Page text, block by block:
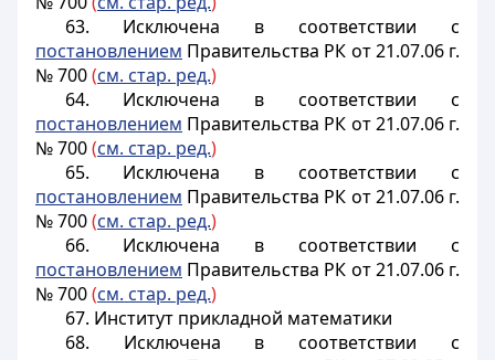
63. Исключена в соответствии с
постановлением Правительства РК от 21.07.06 г.
№ 700(см. стар. ред.)
64. Исключена в соответствии с
постановлением Правительства РК от 21.07.06 г.
№ 700(см. стар. ред.)
65. Исключена в соответствии с
постановлением Правительства РК от 21.07.06 г.
№ 700(см. стар. ред.)
66. Исключена в соответствии с
постановлением Правительства РК от 21.07.06 г.
№ 700(см. стар. ред.)
67. Институт прикладной математики
68. Исключена в соответствии с